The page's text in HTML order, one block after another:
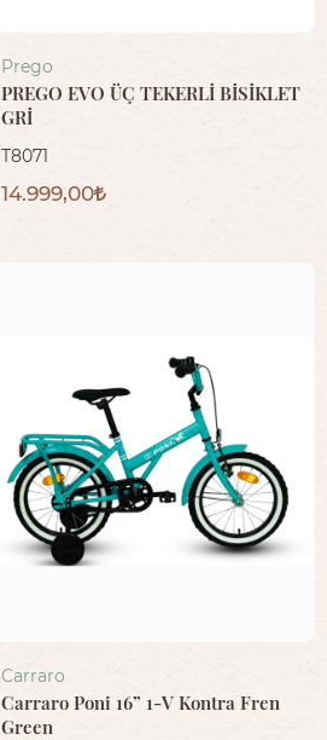
Prego
PREGO EVO ÜÇ TEKERLİ BİSİKLET
GRİ
T8071
14.999,00
Carraro
Carraro Poni 16” 1-V Kontra Fren
Green